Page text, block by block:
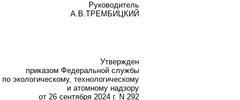
Руководитель
А.В.ТРЕМБИЦКИЙ
Утвержден
приказом Федеральной службы
по экологическому, технологическому
и атомному надзору
от 26 сентября 2024 г. N 292